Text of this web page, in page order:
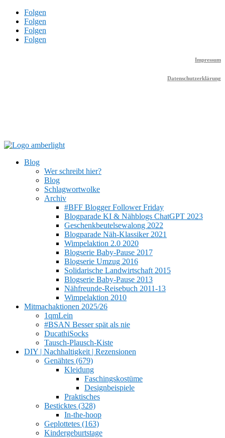
Folgen
Folgen
Folgen
Folgen
Impressum
Datenschutzerklärung
Blog
Wer schreibt hier?
Blog
Schlagwortwolke
Archiv
#BFF Blogger Follower Friday
Blogparade KI & Nähblogs ChatGPT 2023
Geschenkbeutelsewalong 2022
Blogparade Näh-Klassiker 2021
Wimpelaktion 2.0 2020
Blogserie Baby-Pause 2017
Blogserie Umzug 2016
Solidarische Landwirtschaft 2015
Blogserie Baby-Pause 2013
Nähfreunde-Reisebuch 2011-13
Wimpelaktion 2010
Mitmachaktionen 2025/26
1qmLein
#BSAN Besser spät als nie
DucathiSocks
Tausch-Plausch-Kiste
DIY | Nachhaltigkeit | Rezensionen
Genähtes (679)
Kleidung
Faschingskostüme
Designbeispiele
Praktisches
Besticktes (328)
In-the-hoop
Geplottetes (163)
Kindergeburtstage